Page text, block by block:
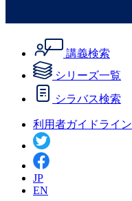
講義検索
シリーズ一覧
シラバス検索
利用者ガイドライン
JP
EN